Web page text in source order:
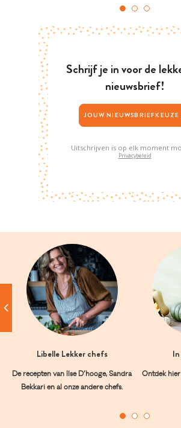
Schrijf je in voor de
nieuwsbrief!
Uitschrijven is op elk moment
Privacybeleid
Libelle Lekker chefs
De recepten van Ilse D’hooge, Sandra
Bekkari en al onze andere chefs.
Ontdek